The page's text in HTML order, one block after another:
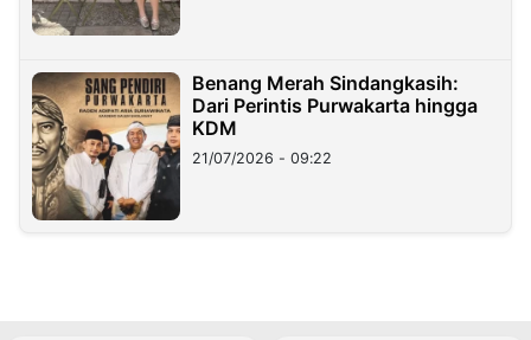
Benang Merah Sindangkasih:
Dari Perintis Purwakarta hingga
KDM
21/07/2026 - 09:22